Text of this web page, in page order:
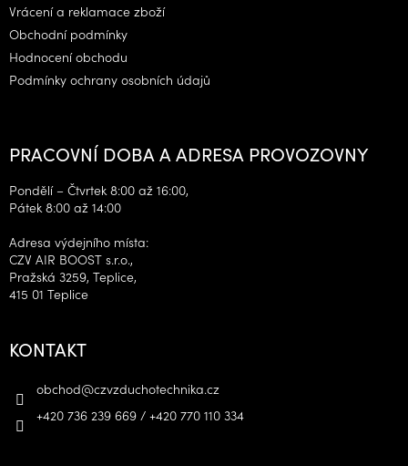
Vrácení a reklamace zboží
Obchodní podmínky
Hodnocení obchodu
Podmínky ochrany osobních údajů
PRACOVNÍ DOBA A ADRESA PROVOZOVNY
Pondělí – Čtvrtek 8:00 až 16:00,
Pátek 8:00 až 14:00
Adresa výdejního místa:
CZV AIR BOOST s.r.o.,
Pražská 3259, Teplice,
415 01 Teplice
KONTAKT
obchod@czvzduchotechnika.cz
+420 736 239 669 / +420 770 110 334